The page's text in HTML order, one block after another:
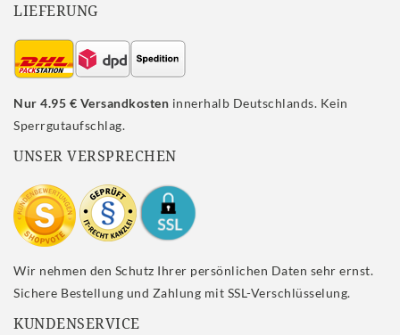
LIEFERUNG
Nur 4.95 € Versandkosten innerhalb Deutschlands. Kein
Sperrgutaufschlag.
UNSER VERSPRECHEN
Wir nehmen den Schutz Ihrer persönlichen Daten sehr ernst.
Sichere Bestellung und Zahlung mit SSL-Verschlüsselung.
KUNDENSERVICE